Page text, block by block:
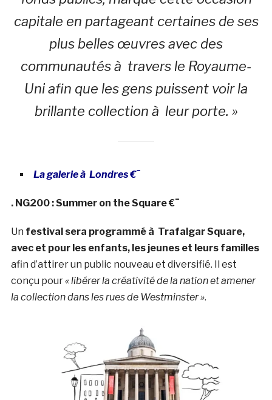
capitale en partageant certaines de ses
plus belles œuvres avec des
communautés à travers le Royaume-
Uni afin que les gens puissent voir la
brillante collection à leur porte. »
La galerie à Londres €¯
. NG200 : Summer on the Square €¯
Un festival sera programmé à Trafalgar Square,
avec et pour les enfants, les jeunes et leurs familles
afin d’attirer un public nouveau et diversifié. Il est
conçu pour« libérer la créativité de la nation et amener
la collection dans les rues de Westminster ».